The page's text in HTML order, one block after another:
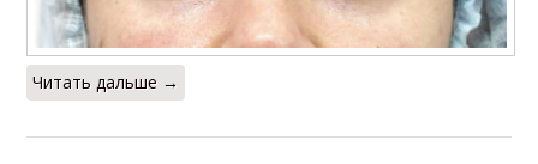
Читать дальше →